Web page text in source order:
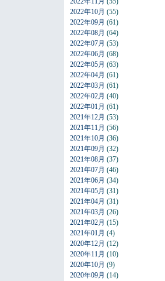
2022年10月 (55)
2022年09月 (61)
2022年08月 (64)
2022年07月 (53)
2022年06月 (68)
2022年05月 (63)
2022年04月 (61)
2022年03月 (61)
2022年02月 (40)
2022年01月 (61)
2021年12月 (53)
2021年11月 (56)
2021年10月 (36)
2021年09月 (32)
2021年08月 (37)
2021年07月 (46)
2021年06月 (34)
2021年05月 (31)
2021年04月 (31)
2021年03月 (26)
2021年02月 (15)
2021年01月 (4)
2020年12月 (12)
2020年11月 (10)
2020年10月 (9)
2020年09月 (14)